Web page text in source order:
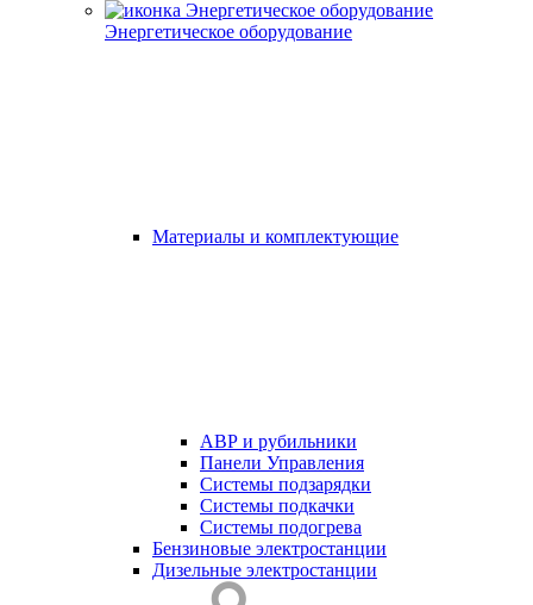
Энергетическое оборудование
Материалы и комплектующие
АВР и рубильники
Панели Управления
Системы подзарядки
Системы подкачки
Системы подогрева
Бензиновые электростанции
Дизельные электростанции